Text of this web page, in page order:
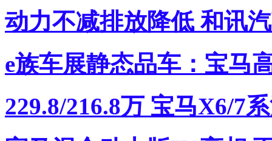
动力不减排放降低 和讯
e族车展静态品车：宝马
229.8/216.8万 宝马X6/7